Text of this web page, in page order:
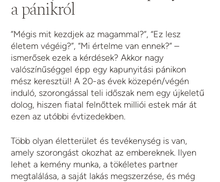
a pánikról
”Mégis mit kezdjek az magammal?”, “Ez lesz
életem végéig?”, “Mi értelme van ennek?” –
ismerősek ezek a kérdések? Akkor nagy
valószínűséggel épp egy kapunyitási pánikon
mész keresztül! A 20-as évek közepén/végén
induló, szorongással teli időszak nem egy újkeletű
dolog, hiszen fiatal felnőttek milliói estek már át
ezen az utóbbi évtizedekben.
Több olyan életterület és tevékenység is van,
amely szorongást okozhat az embereknek. Ilyen
lehet a kemény munka, a tökéletes partner
megtalálása, a saját lakás megszerzése, és még